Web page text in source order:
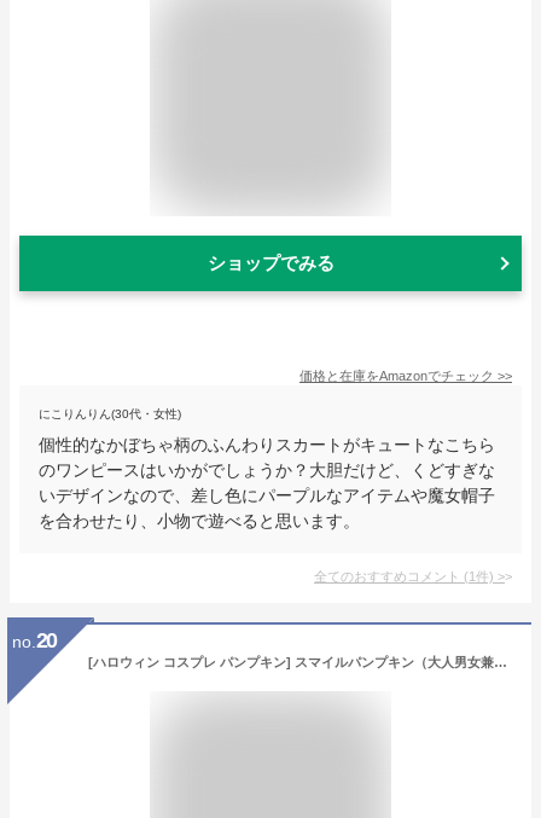
ショップでみる
価格と在庫をAmazonでチェック >>
にこりんりん(30代・女性)
個性的なかぼちゃ柄のふんわりスカートがキュートなこちら
のワンピースはいかがでしょうか？大胆だけど、くどすぎな
いデザインなので、差し色にパープルなアイテムや魔女帽子
を合わせたり、小物で遊べると思います。
全てのおすすめコメント (1件) >
no. 20
[ハロウィン コスプレ パンプキン] スマイルパンプキン（大人男女兼用カボチャ パンプキン 衣装) [ハロウィン衣装 ハロウィン コスプレ 仮装 大人]【865636(468165)】